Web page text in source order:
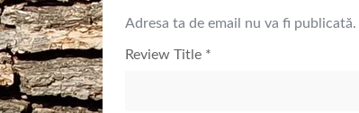
Adresa ta de email nu va fi publicată.
Review Title *